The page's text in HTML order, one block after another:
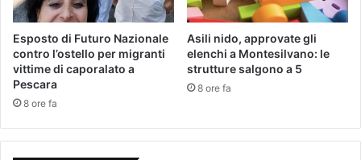
Esposto di Futuro Nazionale
contro l’ostello per migranti
vittime di caporalato a
Pescara
8 ore fa
Asili nido, approvate gli
elenchi a Montesilvano: le
strutture salgono a 5
8 ore fa